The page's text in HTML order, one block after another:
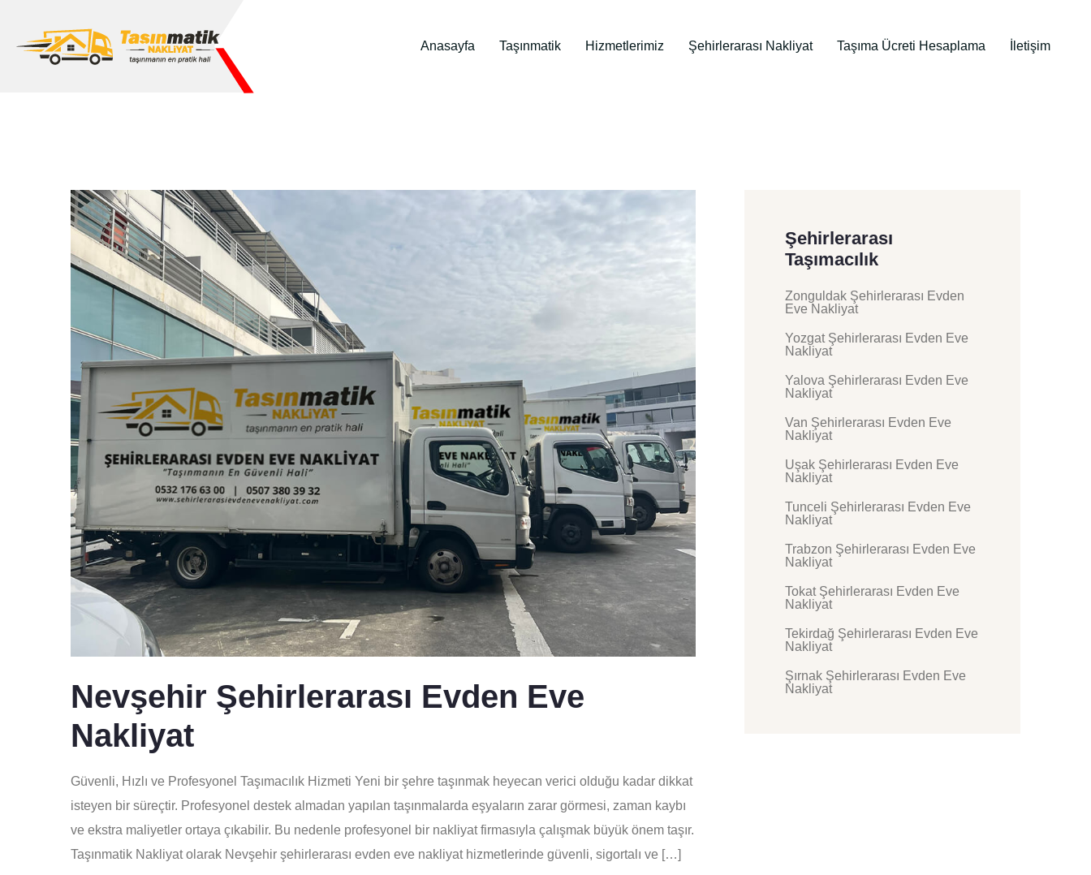
Anasayfa Taşınmatik Hizmetlerimiz Şehirlerarası Nakliyat Taşıma Ücreti Hesaplama İletişim
Nevşehir Şehirlerarası Evden Eve
Nakliyat
Güvenli, Hızlı ve Profesyonel Taşımacılık Hizmeti Yeni bir şehre taşınmak heyecan verici olduğu kadar dikkat
isteyen bir süreçtir. Profesyonel destek almadan yapılan taşınmalarda eşyaların zarar görmesi, zaman kaybı
ve ekstra maliyetler ortaya çıkabilir. Bu nedenle profesyonel bir nakliyat firmasıyla çalışmak büyük önem taşır.
Taşınmatik Nakliyat olarak Nevşehir şehirlerarası evden eve nakliyat hizmetlerinde güvenli, sigortalı ve […]
Şehirlerarası
Taşımacılık
Zonguldak Şehirlerarası Evden
Eve Nakliyat
Yozgat Şehirlerarası Evden Eve
Nakliyat
Yalova Şehirlerarası Evden Eve
Nakliyat
Van Şehirlerarası Evden Eve
Nakliyat
Uşak Şehirlerarası Evden Eve
Nakliyat
Tunceli Şehirlerarası Evden Eve
Nakliyat
Trabzon Şehirlerarası Evden Eve
Nakliyat
Tokat Şehirlerarası Evden Eve
Nakliyat
Tekirdağ Şehirlerarası Evden Eve
Nakliyat
Şırnak Şehirlerarası Evden Eve
Nakliyat